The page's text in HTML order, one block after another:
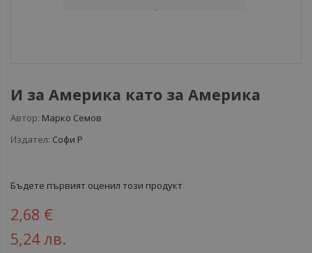
И за Америка като за Америка
Автор: Марко Семов
Издател: Софи Р
Бъдете първият оценил този продукт
2,68 €
5,24 лв.